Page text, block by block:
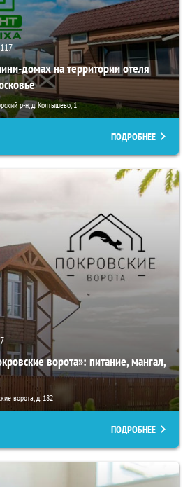
117
домах на территории отеля
р-н, д. Колтышево, 1
ПОДРОБНЕЕ
7
ворота»: питание, мангал,
ворота, д. 182
ПОДРОБНЕЕ